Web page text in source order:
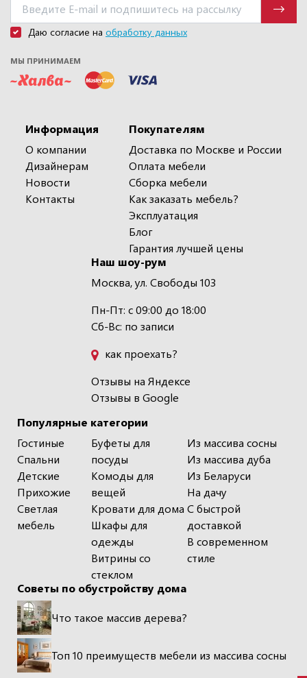
Даю согласие на обработку данных
МЫ ПРИНИМАЕМ
Информация
О компании
Дизайнерам
Новости
Контакты
Популярные категории
Гостиные
Спальни
Детские
Прихожие
Светлая
мебель
Буфеты для
посуды
Комоды для
вещей
Кровати для дома
Шкафы для
одежды
Витрины со
стеклом
Из массива сосны
Из массива дуба
Из Беларуси
На дачу
С быстрой
доставкой
В современном
стиле
Покупателям
Доставка по Москве и России
Оплата мебели
Сборка мебели
Как заказать мебель?
Эксплуатация
Блог
Гарантия лучшей цены
Наш шоу-рум
Москва, ул. Свободы 103
Пн-Пт: с 09:00 до 18:00
Сб-Вс: по записи
как проехать?
Отзывы на Яндексе
Отзывы в Google
Советы по обустройству дома
Что такое массив дерева?
Топ 10 преимуществ мебели из массива сосны